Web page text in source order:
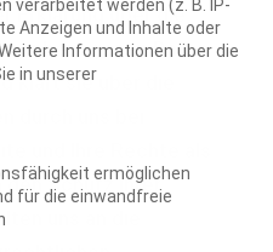
Erklärung über die
Daten
klärt sie über die
und Ihre Rechte als
den Schutz Ihrer
uns an die
verarbeitet werden (z. B. IP-
Anzeigen und Inhalte oder
Informationen über die
in unserer
ermöglichen
für die einwandfreie